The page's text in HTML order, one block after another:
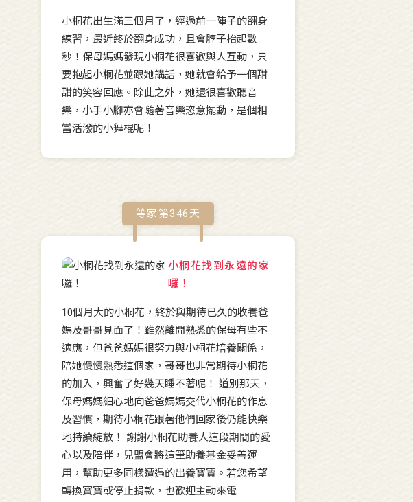
小桐花出生滿三個月了，經過前一陣子的翻身
練習，最近終於翻身成功，且會脖子抬起數
秒！保母媽媽發現小桐花很喜歡與人互動，只
要抱起小桐花並跟她講話，她就會給予一個甜
甜的笑容回應。除此之外，她還很喜歡聽音
樂，小手小腳亦會隨著音樂恣意擺動，是個相
當活潑的小舞棍呢！
等家第346 天
小桐花找到永遠的家
囉！
10個月大的小桐花，終於與期待已久的收養爸
媽及哥哥見面了！雖然離開熟悉的保母有些不
適應，但爸爸媽媽很努力與小桐花培養關係，
陪她慢慢熟悉這個家，哥哥也非常期待小桐花
的加入，興奮了好幾天睡不著呢！ 道別那天，
保母媽媽細心地向爸爸媽媽交代小桐花的作息
及習慣，期待小桐花跟著他們回家後仍能快樂
地持續綻放！ 謝謝小桐花助養人這段期間的愛
心以及陪伴，兒盟會將這筆助養基金妥善運
用，幫助更多同樣遭遇的出養寶寶。若您希望
轉換寶寶或停止捐款，也歡迎主動來電